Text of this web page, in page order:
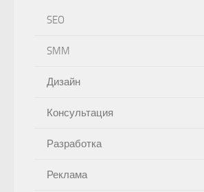
SEO
SMM
Дизайн
Консультация
Разработка
Реклама